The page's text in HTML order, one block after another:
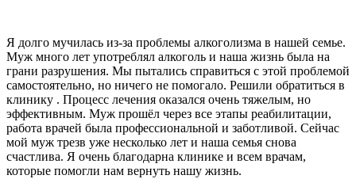
Я долго мучилась из-за проблемы алкоголизма в нашей семье.
Муж много лет употреблял алкоголь и наша жизнь была на
грани разрушения. Мы пытались справиться с этой проблемой
самостоятельно, но ничего не помогало. Решили обратиться в
клинику . Процесс лечения оказался очень тяжелым, но
эффективным. Муж прошёл через все этапы реабилитации,
работа врачей была профессиональной и заботливой. Сейчас
мой муж трезв уже несколько лет и наша семья снова
счастлива. Я очень благодарна клинике и всем врачам,
которые помогли нам вернуть нашу жизнь.